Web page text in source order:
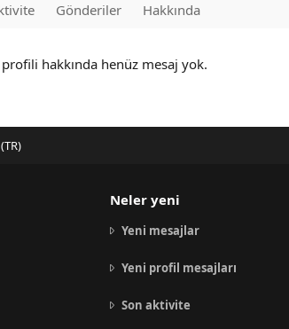
Gönderiler Hakkında
profili hakkında henüz mesaj yok.
Neler yeni
Yeni mesajlar
Yeni profil mesajları
Son aktivite